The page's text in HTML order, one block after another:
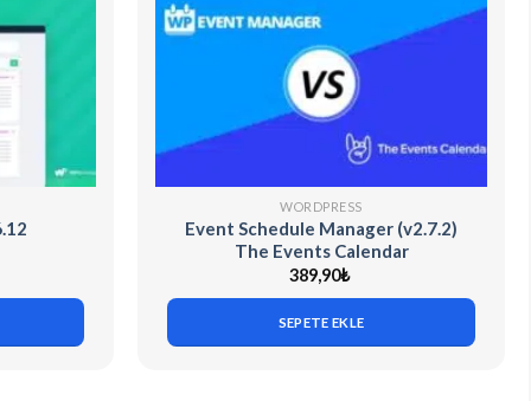
WORDPRESS
Event Schedule Manager (v2.7.2)
The Events Calendar
389,90₺
SEPETE EKLE